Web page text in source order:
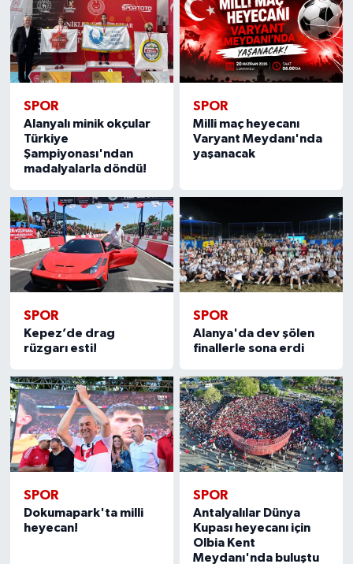
SPOR
Alanyalı minik okçular
Türkiye
Şampiyonası'ndan
madalyalarla döndü!
SPOR
Milli maç heyecanı
Varyant Meydanı'nda
yaşanacak
SPOR
Kepez’de drag
rüzgarı esti!
SPOR
Alanya'da dev şölen
finallerle sona erdi
SPOR
Dokumapark'ta milli
heyecan!
SPOR
Antalyalılar Dünya
Kupası heyecanı için
Olbia Kent
Meydanı'nda buluştu